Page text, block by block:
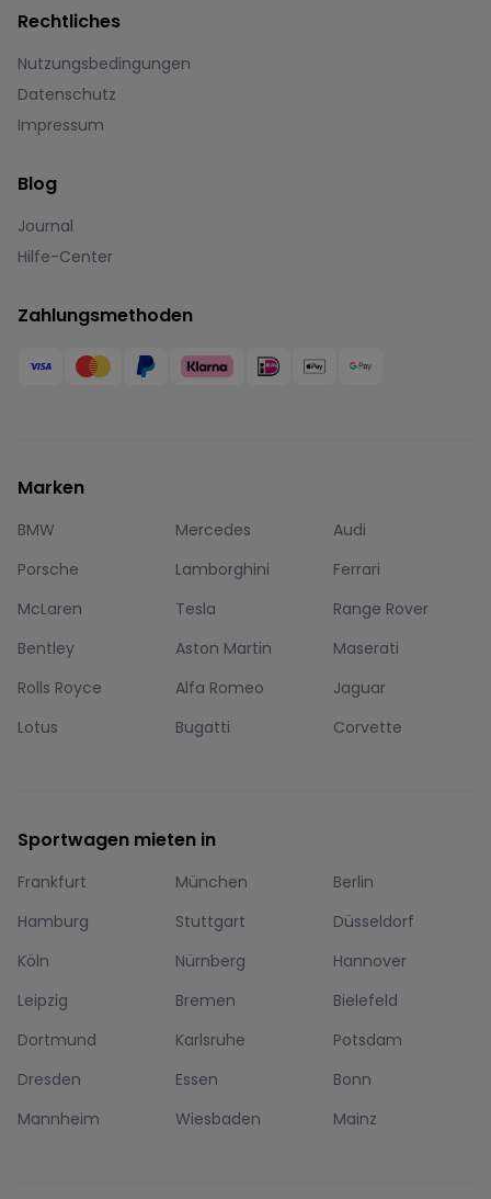
Rechtliches
Nutzungsbedingungen
Datenschutz
Impressum
Blog
Journal
Hilfe-Center
Zahlungsmethoden
Marken
BMW Mercedes
Audi
Porsche
Lamborghini
Ferrari
McLaren
Tesla
Range Rover
Bentley
Aston Martin
Maserati
Rolls Royce
Alfa Romeo
Jaguar
Lotus
Bugatti Corvette
Sportwagen mieten in
Frankfurt München
Berlin
Hamburg
Stuttgart
Düsseldorf
Köln
Nürnberg
Hannover
Leipzig
Bremen
Bielefeld
Dortmund
Karlsruhe
Potsdam
Dresden
Essen
Bonn
Mannheim
Wiesbaden Mainz